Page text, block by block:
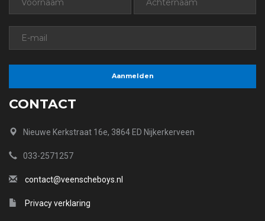
CONTACT
Nieuwe Kerkstraat 16e, 3864 ED Nijkerkerveen
033-2571257
contact@veenscheboys.nl
Privacy verklaring